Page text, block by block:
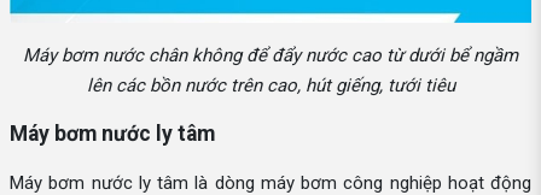
Máy bơm nước chân không để đẩy nước cao từ dưới bể ngầm
lên các bồn nước trên cao, hút giếng, tưới tiêu
Máy bơm nước ly tâm
Máy bơm nước ly tâm là dòng máy bơm công nghiệp hoạt động